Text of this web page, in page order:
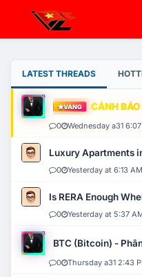
LATEST THREADS
VÀNG CẢNH
0 Wednesday a31
Luxury Apartments
0 Yesterday at 6:13 AM
Is RERA Enough
0 Yesterday at 5:37
BTC (Bitcoin) -
0 Thursday a31 2:43